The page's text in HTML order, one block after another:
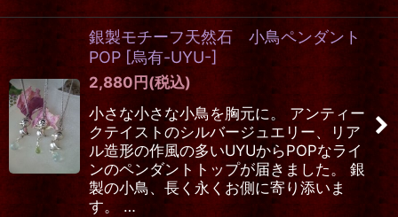
銀製モチーフ天然石 小鳥ペンダント
POP [烏有-UYU-]
2,880 円 (税込)
小さな小さな小鳥を胸元に。 アンティー
クテイストのシルバージュエリー、リア
ル造形の作風の多いUYUからPOPなライ
ンのペンダントトップが届きました。 銀
製の小鳥、長く永くお側に寄り添いま
す。 …